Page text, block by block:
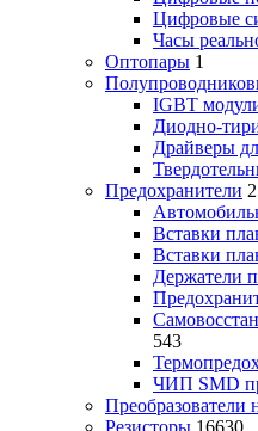
Цифровые
Часы
Оптопары 1
IGBT
Диодно-
Драйверы
Предохранители
Вставки
Вставки
Держатели
543
ЧИП SMD
Преобразователи
Резисторы 16630